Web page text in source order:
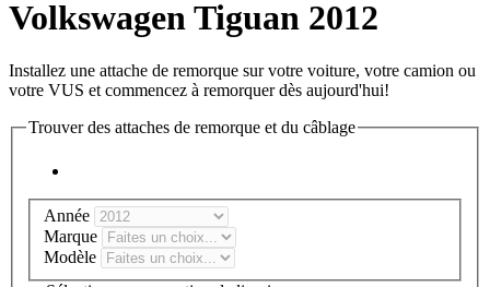
Volkswagen Tiguan 2012
Installez une attache de remorque sur votre voiture, votre camion ou
votre VUS et commencez à remorquer dès aujourd'hui!
Trouver des attaches de remorque et du câblage
Année
Marque
Modèle